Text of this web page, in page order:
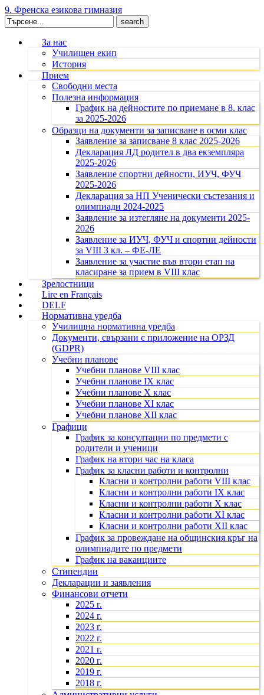
9. Френска езикова гимназия
Search
for:
За нас
Училищен екип
История
Прием
Свободни места
Полезна информация
График на дейностите по приемане в 8. клас
за 2025-2026
Образци на документи за записване в осми клас
Заявление за записване 8 клас 2025-2026
Декларация ЛД родител в два екземпляра
2025-2026
Заявление спортни дейности, ИУЧ, ФУЧ
2025-2026
Декларация за НП Ученически състезания и
олимпиади 2024-2025
Заявление за изтегляне на документи 2025-
2026
Заявление за ИУЧ, ФУЧ и спортни дейности
за VIII З кл. – ФЕ-ЛЕ
Заявление за участие във втори етап на
класиране за прием в VIII клас
Зрелостници
Lire en Français
DELF
Нормативна уредба
Училищна нормативна уредба
Документи, свързани с приложение на ОРЗД
(GDPR)
Учебни планове
Учебни планове VIII клас
Учебни планове IX клас
Учебни планове X клас
Учебни планове XI клас
Учебни планове XII клас
Графици
График за консултации по предмети с
родители и ученици
График на втори час на класа
График за класни работи и контролни
Класни и контролни работи VIII клас
Класни и контролни работи IX клас
Класни и контролни работи X клас
Класни и контролни работи XI клас
Класни и контролни работи XII клас
График за провеждане на общинския кръг на
олимпиадите по предмети
График на ваканциите
Стипендии
Декларации и заявления
Финансови отчети
2025 г.
2024 г.
2023 г.
2022 г.
2021 г.
2020 г.
2019 г.
2018 г.